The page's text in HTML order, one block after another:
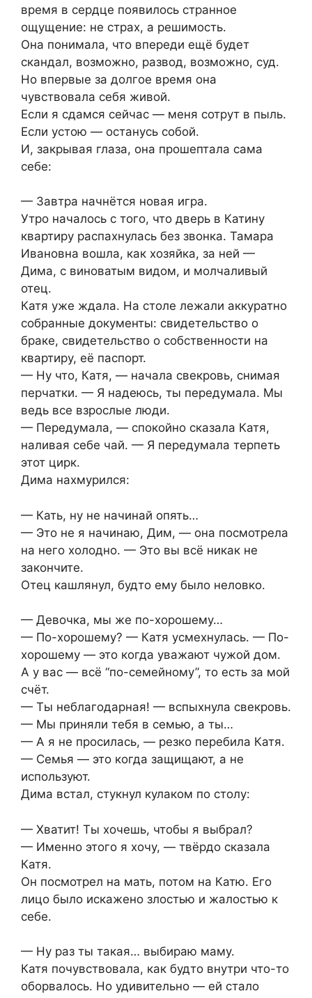
время в сердце появилось странное
ощущение: не страх, а решимость.
Она понимала, что впереди ещё будет
скандал, возможно, развод, возможно, суд.
Но впервые за долгое время она
чувствовала себя живой.
Если я сдамся сейчас — меня сотрут в пыль.
Если устою — останусь собой.
И, закрывая глаза, она прошептала сама
себе:
— Завтра начнётся новая игра.
Утро началось с того, что дверь в Катину
квартиру распахнулась без звонка. Тамара
Ивановна вошла, как хозяйка, за ней —
Дима, с виноватым видом, и молчаливый
отец.
Катя уже ждала. На столе лежали аккуратно
собранные документы: свидетельство о
браке, свидетельство о собственности на
квартиру, её паспорт.
— Ну что, Катя, — начала свекровь, снимая
перчатки. — Я надеюсь, ты передумала. Мы
ведь все взрослые люди.
— Передумала, — спокойно сказала Катя,
наливая себе чай. — Я передумала терпеть
этот цирк.
Дима нахмурился:
— Кать, ну не начинай опять…
— Это не я начинаю, Дим, — она посмотрела
на него холодно. — Это вы всё никак не
закончите.
Отец кашлянул, будто ему было неловко.
— Девочка, мы же по-хорошему…
— По-хорошему? — Катя усмехнулась. — По-
хорошему — это когда уважают чужой дом.
А у вас — всё “по-семейному”, то есть за мой
счёт.
— Ты неблагодарная! — вспыхнула свекровь.
— Мы приняли тебя в семью, а ты…
— А я не просилась, — резко перебила Катя.
— Семья — это когда защищают, а не
используют.
Дима встал, стукнул кулаком по столу:
— Хватит! Ты хочешь, чтобы я выбрал?
— Именно этого я хочу, — твёрдо сказала
Катя.
Он посмотрел на мать, потом на Катю. Его
лицо было искажено злостью и жалостью к
себе.
— Ну раз ты такая… выбираю маму.
Катя почувствовала, как будто внутри что-то
оборвалось. Но удивительно — ей стало